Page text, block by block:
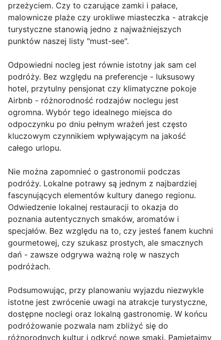
przeżyciem. Czy to czarujące zamki i pałace,
malownicze plaże czy urokliwe miasteczka - atrakcje
turystyczne stanowią jedno z najważniejszych
punktów naszej listy "must-see".
Odpowiedni nocleg jest równie istotny jak sam cel
podróży. Bez względu na preferencje - luksusowy
hotel, przytulny pensjonat czy klimatyczne pokoje
Airbnb - różnorodność rodzajów noclegu jest
ogromna. Wybór tego idealnego miejsca do
odpoczynku po dniu pełnym wrażeń jest często
kluczowym czynnikiem wpływającym na jakość
całego urlopu.
Nie można zapomnieć o gastronomii podczas
podróży. Lokalne potrawy są jednym z najbardziej
fascynujących elementów kultury danego regionu.
Odwiedzenie lokalnej restauracji to okazja do
poznania autentycznych smaków, aromatów i
specjałów. Bez względu na to, czy jesteś fanem kuchni
gourmetowej, czy szukasz prostych, ale smacznych
dań - zawsze odgrywa ważną rolę w naszych
podróżach.
Podsumowując, przy planowaniu wyjazdu niezwykle
istotne jest zwrócenie uwagi na atrakcje turystyczne,
dostępne noclegi oraz lokalną gastronomię. W końcu
podróżowanie pozwala nam zbliżyć się do
różnorodnych kultur i odkryć nowe smaki. Pamiętajmy